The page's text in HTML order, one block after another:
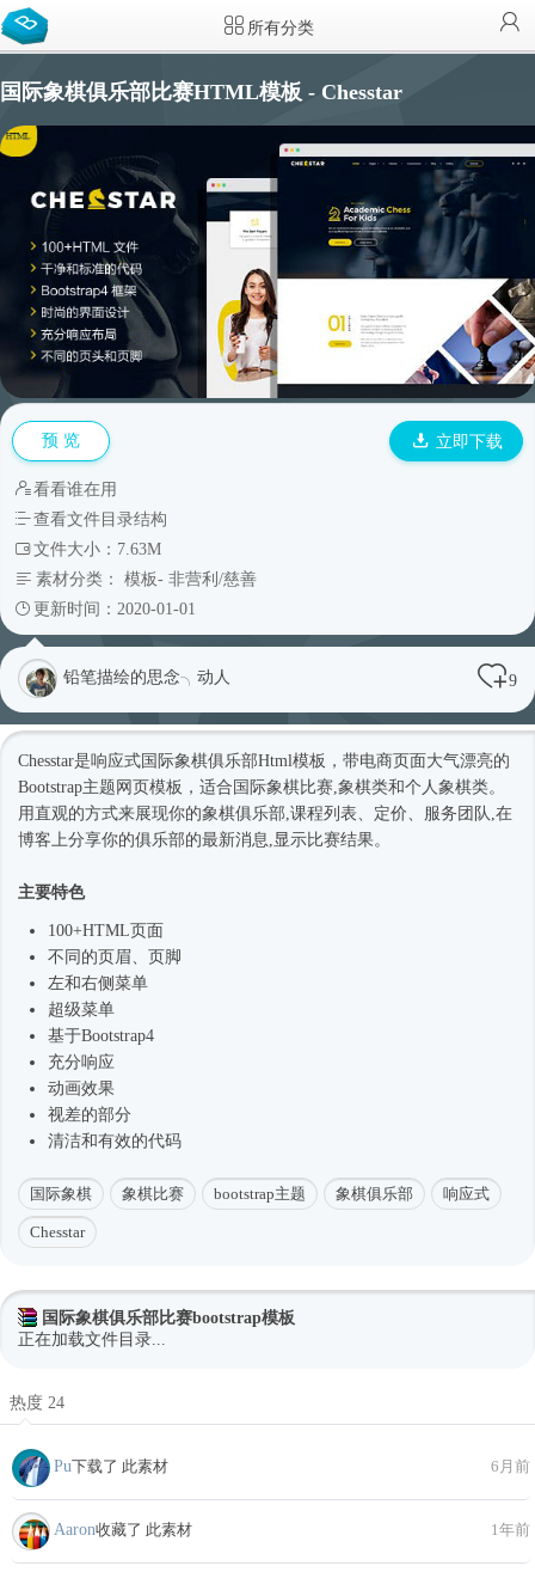
所有分类
国际象棋俱乐部比赛HTML模板 - Chesstar
预 览 立即下载
看看谁在用
查看文件目录结构
文件大小：7.63M
素材分类： 模板- 非营利/慈善
更新时间：2020-01-01
铅笔描绘的思念╮动人 9
Chesstar是响应式 国际象棋俱乐部Html模板 ，带电商页面大气漂亮的
Bootstrap主题 网页模板 ，适合国际象棋比赛,象棋类和个人象棋类。
用直观的方式来展现你的象棋俱乐部,课程列表、定价、服务团队,在
博客上分享你的俱乐部的最新消息,显示比赛结果。
主要特色
100+HTML页面
不同的页眉、页脚
左和右侧菜单
超级菜单
基于Bootstrap4
充分响应
动画效果
视差的部分
清洁和有效的代码
国际象棋 象棋比赛 bootstrap主题 象棋俱乐部 响应式
Chesstar
国际象棋俱乐部比赛bootstrap模板
正在加载文件目录...
热度 24
Pu下载了 此素材 6月前
Aaron收藏了 此素材 1年前